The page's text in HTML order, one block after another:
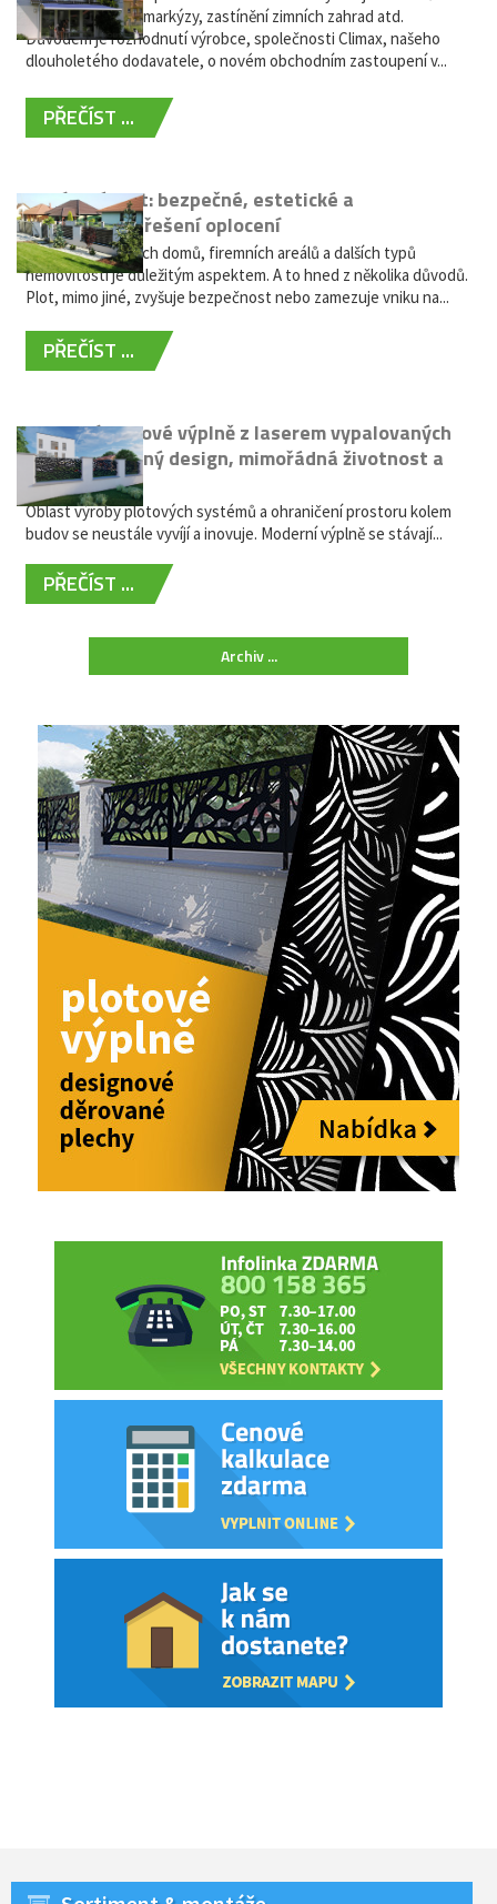
nabídky výsuvné markýzy, zastínění zimních zahrad atd.
Důvodem je rozhodnutí výrobce, společnosti Climax, našeho
dlouholetého dodavatele, o novém obchodním zastoupení v...
PŘEČÍST ...
Hliníkový plot: bezpečné, estetické a
bezúdržbové řešení oplocení
Oplocení rodinných domů, firemních areálů a dalších typů
nemovitostí je důležitým aspektem. A to hned z několika důvodů.
Plot, mimo jiné, zvyšuje bezpečnost nebo zamezuje vniku na...
PŘEČÍST ...
Moderní plotové výplně z laserem vypalovaných
kovů: výjimečný design, mimořádná životnost a
žádná údržba
Oblast výroby plotových systémů a ohraničení prostoru kolem
budov se neustále vyvíjí a inovuje. Moderní výplně se stávají...
PŘEČÍST ...
Archiv ...